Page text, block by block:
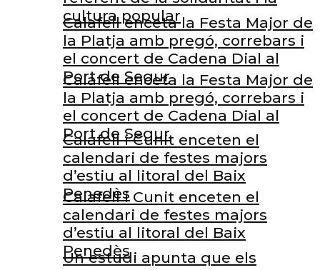
Calafell enceta la Festa Major de
la Platja amb pregó, correbars i
el concert de Cadena Dial al
Port de Segur
Calafell i Cunit enceten el
calendari de festes majors
d’estiu al litoral del Baix
Penedès
Un estudi apunta que els
cultura popular
Calafell enceta la Festa Major de
la Platja amb pregó, correbars i
el concert de Cadena Dial al
Port de Segur
Calafell i Cunit enceten el
calendari de festes majors
d’estiu al litoral del Baix
Penedès